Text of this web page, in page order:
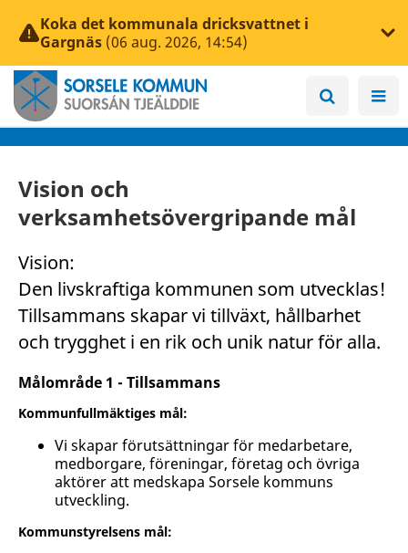
Koka det kommunala dricksvattnet i
Gargnäs (06 aug. 2026, 14:54)
Vision och
verksamhetsövergripande mål
Vision:
Den livskraftiga kommunen som utvecklas!
Tillsammans skapar vi tillväxt, hållbarhet
och trygghet i en rik och unik natur för alla.
Målområde 1 - Tillsammans
Kommunfullmäktiges mål:
Vi skapar förutsättningar för medarbetare,
medborgare, föreningar, företag och övriga
aktörer att medskapa Sorsele kommuns
utveckling.
Kommunstyrelsens mål: